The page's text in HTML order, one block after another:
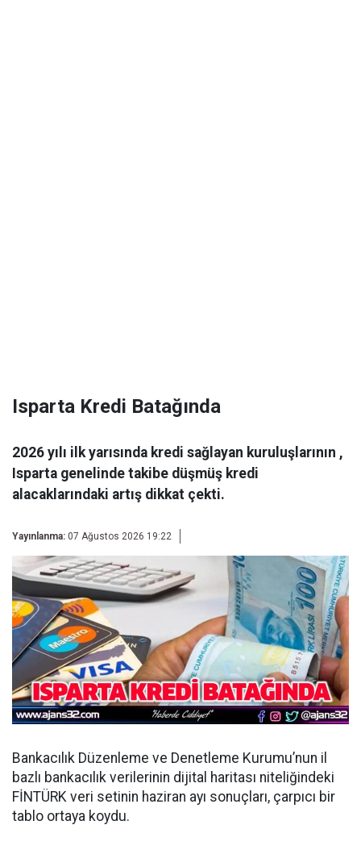
Isparta Kredi Batağında
2026 yılı ilk yarısında kredi sağlayan kuruluşlarının ,
Isparta genelinde takibe düşmüş kredi
alacaklarındaki artış dikkat çekti.
Yayınlanma: 07 Ağustos 2026 19:22
Bankacılık Düzenleme ve Denetleme Kurumu’nun il
bazlı bankacılık verilerinin dijital haritası niteliğindeki
FİNTÜRK veri setinin haziran ayı sonuçları, çarpıcı bir
tablo ortaya koydu.